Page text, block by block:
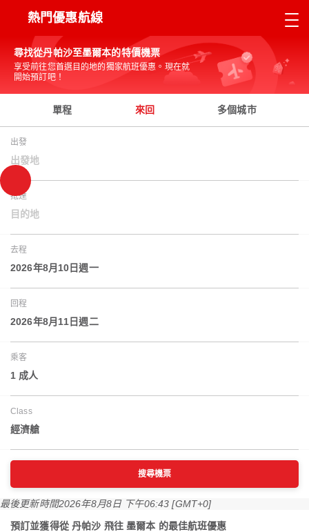
熱門優惠航線
尋找從丹帕沙至墨爾本的特價機票
享受前往您首選目的地的獨家航班優惠。現在就
開始預訂吧！
單程 來回 多個城市
出發
出發地
抵達
目的地
去程
2026年8月10日週一
回程
2026年8月11日週二
乘客
1 成人
Class
經濟艙
搜尋機票
最後更新時間2026年8月8日 下午06:43 [GMT+0]
預訂並獲得從 丹帕沙 飛往 墨爾本 的最佳航班優惠